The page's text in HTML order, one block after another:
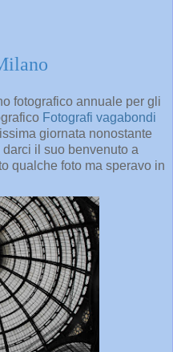
fotografico annuale per gli
Fotografi vagabondi
giornata nonostante
il suo benvenuto a
qualche foto ma speravo in